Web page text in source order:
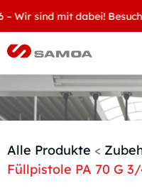
sind mit dabei!
Alle Produkte <
Füllpistole PA 70 G 3/